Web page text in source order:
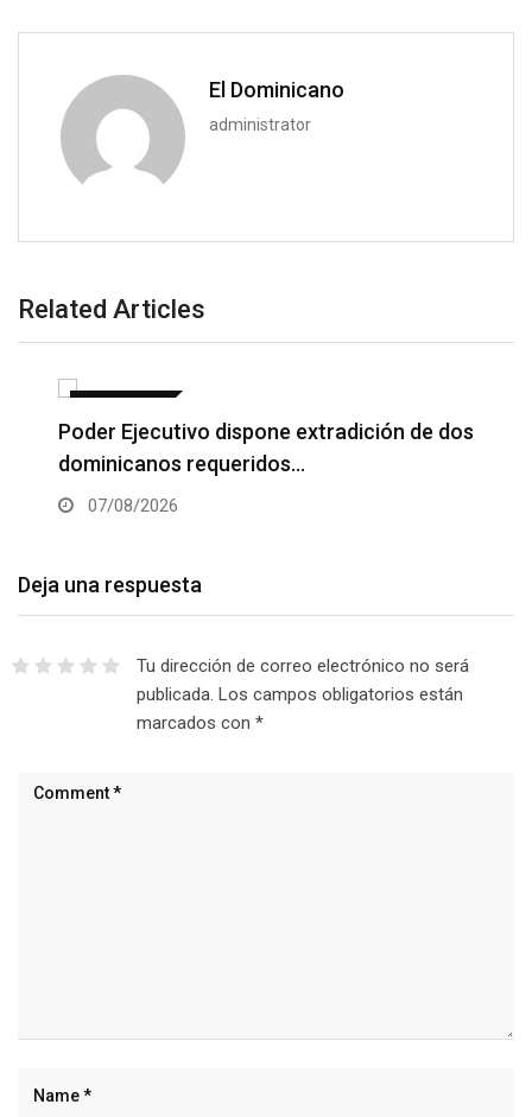
El Dominicano
administrator
Related Articles
Poder Ejecutivo dispone extradición de dos
dominicanos requeridos…
07/08/2026
Deja una respuesta
Tu dirección de correo electrónico no será
publicada. Los campos obligatorios están
marcados con *